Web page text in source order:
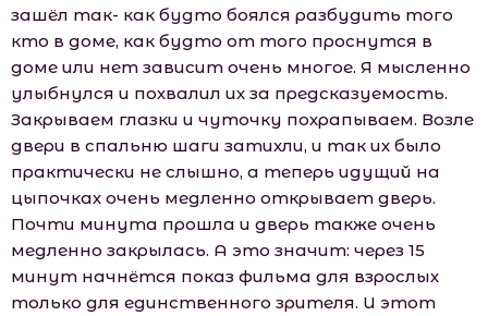
зашёл так- как будто боялся разбудить того
кто в доме, как будто от того проснутся в
доме или нет зависит очень многое. Я мысленно
улыбнулся и похвалил их за предсказуемость.
Закрываем глазки и чуточку похрапываем. Возле
двери в спальню шаги затихли, и так их было
практически не слышно, а теперь идущий на
цыпочках очень медленно открывает дверь.
Почти минута прошла и дверь также очень
медленно закрылась. А это значит: через 15
минут начнётся показ фильма для взрослых
только для единственного зрителя. И этот